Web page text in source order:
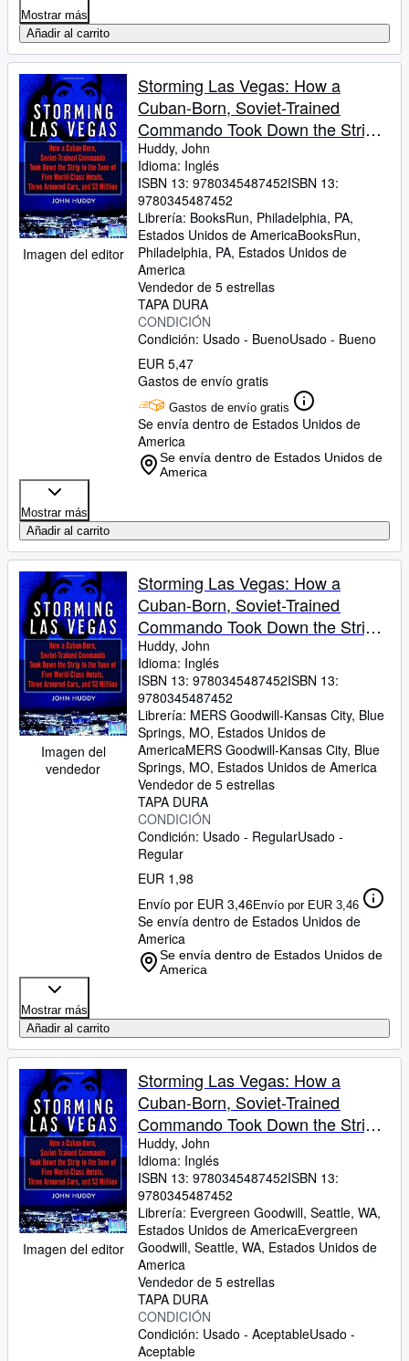
Mostrar más
Añadir al carrito
Imagen del editor
Storming Las Vegas: How a
Cuban-Born, Soviet-Trained
Commando Took Down the Strip
to the Tune of Five World-Class
Hotels, Three Armored Cars, and
Millions of Dollars
Huddy, John
Idioma: Inglés
ISBN 13: 9780345487452ISBN 13:
9780345487452
Librería: BooksRun, Philadelphia, PA,
Estados Unidos de AmericaBooksRun,
Philadelphia, PA, Estados Unidos de
America
Vendedor de 5 estrellas
TAPA DURA
CONDICIÓN
Condición: Usado - BuenoUsado - Bueno
EUR 5,47
Gastos de envío gratis
Gastos de envío gratis
Se envía dentro de Estados Unidos de
America
Se envía dentro de Estados Unidos de
America
Mostrar más
Añadir al carrito
Imagen del
vendedor
Storming Las Vegas: How a
Cuban-Born, Soviet-Trained
Commando Took Down the Strip
to the Tune of Five World-Class
Hotels, Three Armored Cars, and
Millions of Dollars
Huddy, John
Idioma: Inglés
ISBN 13: 9780345487452ISBN 13:
9780345487452
Librería: MERS Goodwill-Kansas City, Blue
Springs, MO, Estados Unidos de
AmericaMERS Goodwill-Kansas City, Blue
Springs, MO, Estados Unidos de America
Vendedor de 5 estrellas
TAPA DURA
CONDICIÓN
Condición: Usado - RegularUsado -
Regular
EUR 1,98
Envío por EUR 3,46Envío por EUR 3,46
Se envía dentro de Estados Unidos de
America
Se envía dentro de Estados Unidos de
America
Mostrar más
Añadir al carrito
Imagen del editor
Storming Las Vegas: How a
Cuban-Born, Soviet-Trained
Commando Took Down the Strip
to the Tune of Five World-Class
Hotels, Three Armored Cars, and
Millions of Dollars
Huddy, John
Idioma: Inglés
ISBN 13: 9780345487452ISBN 13:
9780345487452
Librería: Evergreen Goodwill, Seattle, WA,
Estados Unidos de AmericaEvergreen
Goodwill, Seattle, WA, Estados Unidos de
America
Vendedor de 5 estrellas
TAPA DURA
CONDICIÓN
Condición: Usado - AceptableUsado -
Aceptable